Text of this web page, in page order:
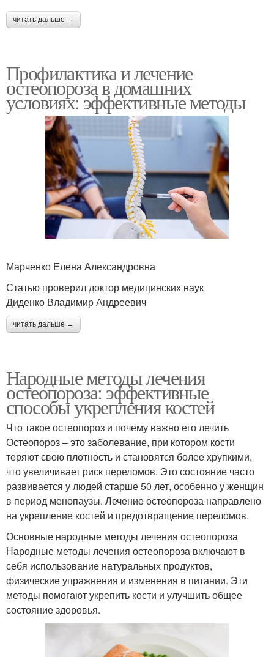
читать дальше →
Профилактика и лечение
остеопороза в домашних
условиях: эффективные методы
Марченко Елена Александровна
Статью проверил доктор медицинских наук
Диденко Владимир Андреевич
читать дальше →
Народные методы лечения
остеопороза: эффективные
способы укрепления костей
Что такое остеопороз и почему важно его лечить
Остеопороз – это заболевание, при котором кости
теряют свою плотность и становятся более хрупкими,
что увеличивает риск переломов. Это состояние часто
развивается у людей старше 50 лет, особенно у женщин
в период менопаузы. Лечение остеопороза направлено
на укрепление костей и предотвращение переломов.
Основные народные методы лечения остеопороза
Народные методы лечения остеопороза включают в
себя использование натуральных продуктов,
физические упражнения и изменения в питании. Эти
методы помогают укрепить кости и улучшить общее
состояние здоровья.